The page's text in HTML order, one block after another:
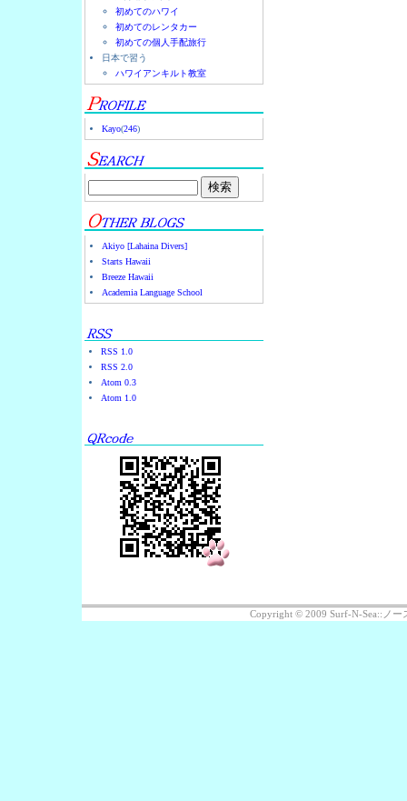
初めてのハワイ
初めてのレンタカー
初めての個人手配旅行
日本で習う
ハワイアンキルト教室
Kayo(246)
Akiyo [Lahaina Divers]
Starts Hawaii
Breeze Hawaii
Academia Language School
RSS 1.0
RSS 2.0
Atom 0.3
Atom 1.0
Copyright © 2009 Surf-N-Sea::ノー